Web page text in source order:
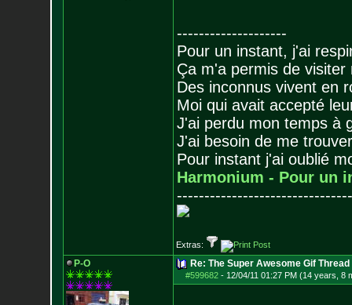
--------------------
Pour un instant, j'ai
Ça m'a permis de visiter
Des inconnus vivent en
Moi qui avait accepté
J'ai perdu mon temps à
J'ai besoin de me
Pour instant j'ai oublié
Harmonium - Pour un
--------------------------------
Extras:
P-O Re: The Super Awesome Gif Thread
#599682- 12/04/11 01:27 PM (14 years, 8